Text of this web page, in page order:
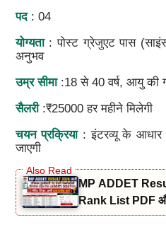
पद: 04
योग्यता: पोस्ट ग्रेजुएट पास
अनुभव
उम्र सीमा :18 से 40 वर्ष, आयु की
सैलरी:₹25000 हर महीने मिलेगी
चयन प्रक्रिया : इंटरव्यू के आधार
जाएगी
MP ADDET
Rank List PDF